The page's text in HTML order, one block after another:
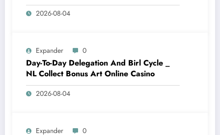
2026-08-04
Expander 0
Day-To-Day Delegation And Birl Cycle _
NL Collect Bonus Art Online Casino
2026-08-04
Expander 0